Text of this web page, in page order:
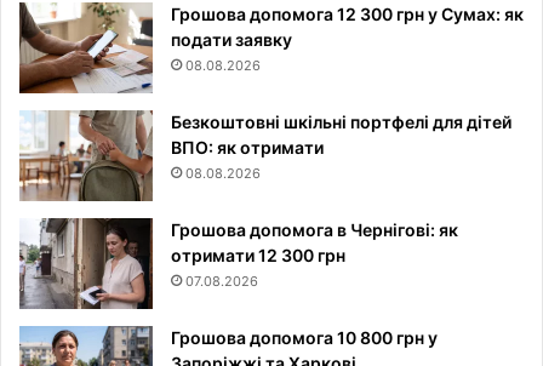
Грошова допомога 12 300 грн у Сумах: як
подати заявку
08.08.2026
Безкоштовні шкільні портфелі для дітей
ВПО: як отримати
08.08.2026
Грошова допомога в Чернігові: як
отримати 12 300 грн
07.08.2026
Грошова допомога 10 800 грн у